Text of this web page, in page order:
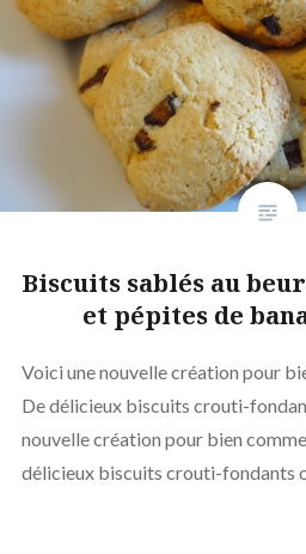
Biscuits sablés au
et pépites de
Voici une nouvelle création pour
De délicieux biscuits crouti-
nouvelle création pour bien
délicieux biscuits crouti-fondants